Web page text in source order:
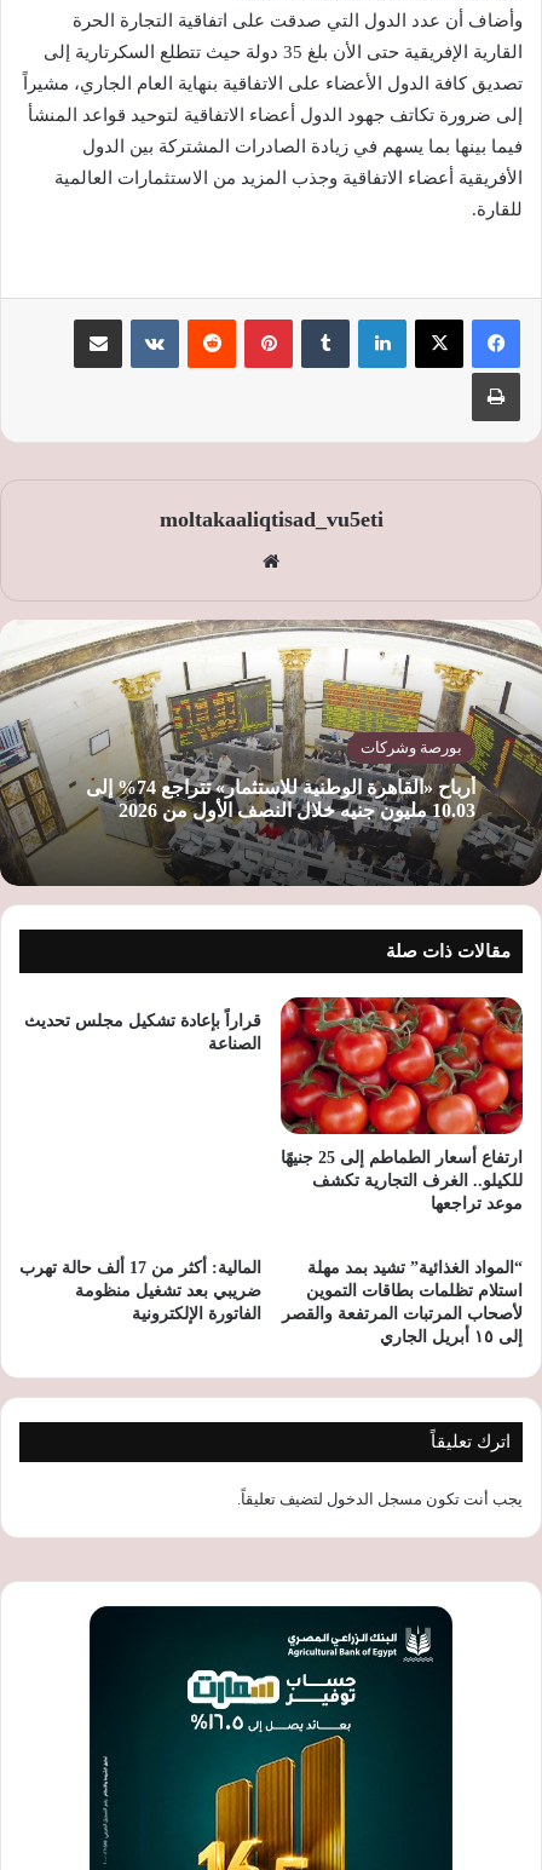
وأضاف أن عدد الدول التي صدقت على اتفاقية التجارة الحرة
القارية الإفريقية حتى الأن بلغ 35 دولة حيث تتطلع السكرتارية إلى
تصديق كافة الدول الأعضاء على الاتفاقية بنهاية العام الجاري، مشيراً
إلى ضرورة تكاتف جهود الدول أعضاء الاتفاقية لتوحيد قواعد المنشأ
فيما بينها بما يسهم في زيادة الصادرات المشتركة بين الدول
الأفريقية أعضاء الاتفاقية وجذب المزيد من الاستثمارات العالمية
للقارة.
لينكدإن بينتيريست
moltakaaliqtisad_vu5eti
الوي
ب
بورصة وشركات
أرباح «القاهرة الوطنية للاستثمار» تتراجع 74% إلى
10.03 مليون جنيه خلال النصف الأول من 2026
مقالات ذات صلة
ارتفاع أسعار الطماطم إلى 25 جنيهًا
للكيلو.. الغرف التجارية تكشف
موعد تراجعها
قراراً بإعادة تشكيل مجلس تحديث
الصناعة
“المواد الغذائية” تشيد بمد مهلة
استلام تظلمات بطاقات التموين
لأصحاب المرتبات المرتفعة والقصر
إلى ١٥ أبريل الجاري
المالية: أكثر من 17 ألف حالة تهرب
ضريبي بعد تشغيل منظومة
الفاتورة الإلكترونية
اترك تعليقاً
يجب أنت تكون مسجل الدخول لتضيف تعليقاً.